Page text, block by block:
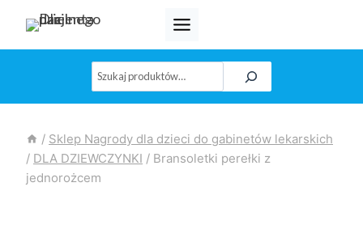
Przejdź
Szukaj
/ Sklep Nagrody dla dzieci do gabinetów lekarskich
/ DLA DZIEWCZYNKI / Bransoletki perełki z
jednorożcem